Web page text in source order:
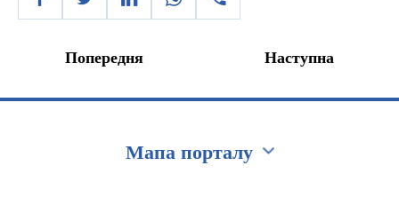
Попередня Наступна
Мапа порталу